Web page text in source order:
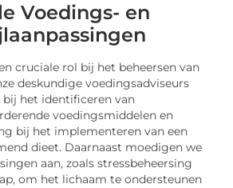
Voedings- en
cruciale rol bij het beheersen van
deskundige voedingsadviseurs
bij het identificeren van
voedingsmiddelen en
bij het implementeren van een
dieet. Daarnaast moedigen we
aan, zoals stressbeheersing
om het lichaam te ondersteunen